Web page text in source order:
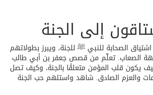
إلى الجنة
الصحابة للنبي ﷺ للجنة، ويبرز بطولاتهم
الصعاب. تعلّم من قصص جعفر بن أبي طالب
يكون قلب المؤمن متعلقًا بالجنة، وكيف تصل
والعزم الصادق. شاهد واستلهم حب الجنة